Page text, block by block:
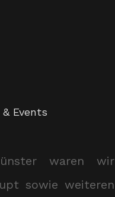
Events
waren wir
sowie weiteren